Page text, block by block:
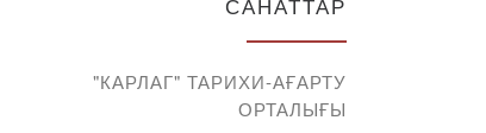
САНАТТАР
"КАРЛАГ" ТАРИХИ-АҒАРТУ
ОРТАЛЫҒЫ